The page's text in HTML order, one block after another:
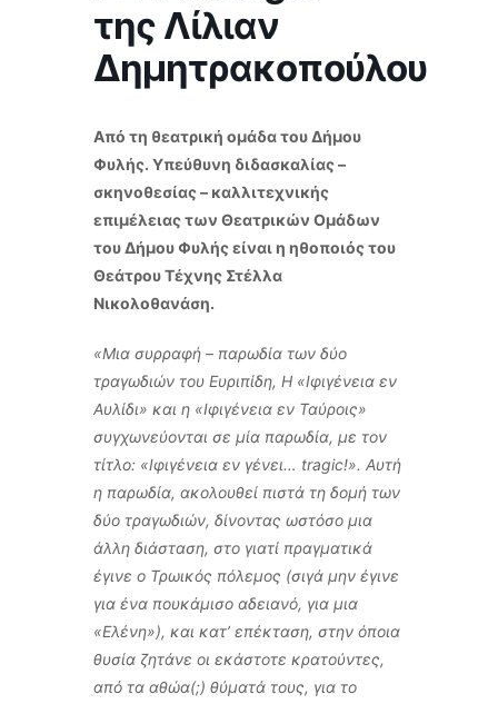
της Λίλιαν
Δημητρακοπούλου
Από τη θεατρική ομάδα του Δήμου
Φυλής. Υπεύθυνη διδασκαλίας –
σκηνοθεσίας – καλλιτεχνικής
επιμέλειας των Θεατρικών Ομάδων
του Δήμου Φυλής είναι η ηθοποιός του
Θεάτρου Τέχνης Στέλλα
Νικολοθανάση.
«Μια συρραφή – παρωδία των δύο
τραγωδιών του Ευριπίδη, H «Ιφιγένεια εν
Αυλίδι» και η «Ιφιγένεια εν Ταύροις»
συγχωνεύονται σε μία παρωδία, με τον
τίτλο: «Ιφιγένεια εν γένει… tragic!». Αυτή
η παρωδία, ακολουθεί πιστά τη δομή των
δύο τραγωδιών, δίνοντας ωστόσο μια
άλλη διάσταση, στο γιατί πραγματικά
έγινε ο Τρωικός πόλεμος (σιγά μην έγινε
για ένα πουκάμισο αδειανό, για μια
«Ελένη»), και κατ’ επέκταση, στην όποια
θυσία ζητάνε οι εκάστοτε κρατούντες,
από τα αθώα(;) θύματά τους, για το